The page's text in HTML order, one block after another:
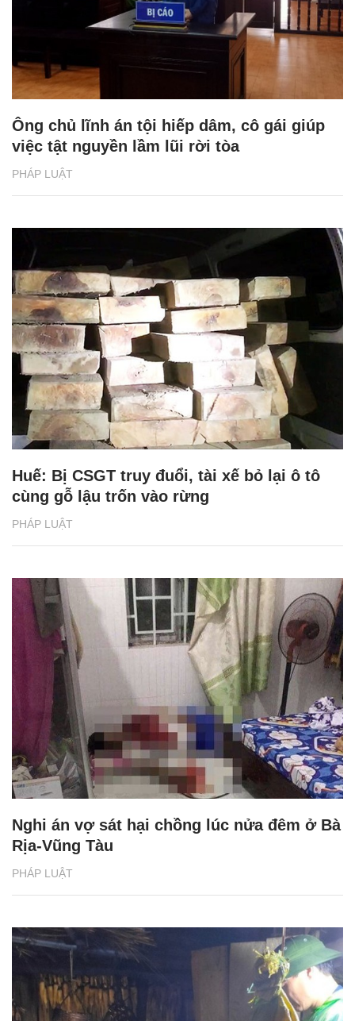
PHÁP LUẬT
Ông chủ lĩnh án tội hiếp dâm, cô gái giúp
việc tật nguyền lầm lũi rời tòa
PHÁP LUẬT
Huế: Bị CSGT truy đuổi, tài xế bỏ lại ô tô
cùng gỗ lậu trốn vào rừng
PHÁP LUẬT
Nghi án vợ sát hại chồng lúc nửa đêm ở Bà
Rịa-Vũng Tàu